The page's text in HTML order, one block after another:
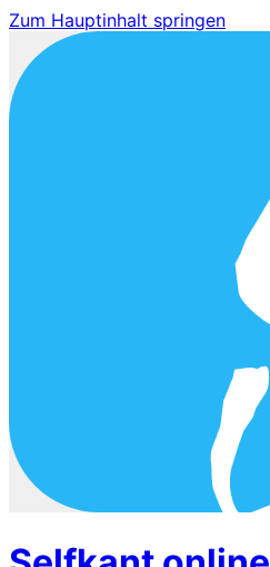
Zum Hauptinhalt springen